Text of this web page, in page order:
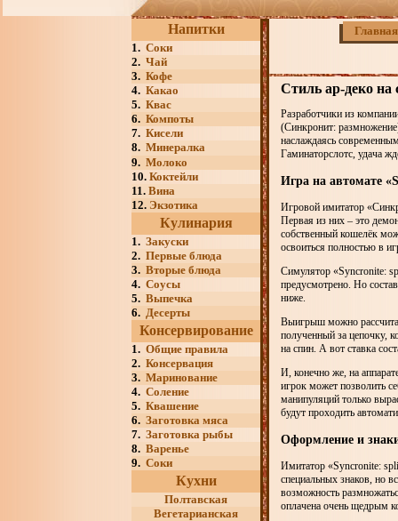
Напитки
1. Соки
2. Чай
3. Кофе
4. Какао
5. Квас
6. Компоты
7. Кисели
8. Минералка
9. Молоко
10. Коктейли
11. Вина
12. Экзотика
Кулинария
1. Закуски
2. Первые блюда
3. Вторые блюда
4. Соусы
5. Выпечка
6. Десерты
Консервирование
1. Общие правила
2. Консервация
3. Маринование
4. Соление
5. Квашение
6. Заготовка мяса
7. Заготовка рыбы
8. Варенье
9. Соки
Кухни
Полтавская
Вегетарианская
Главная
Стиль ар-деко на
Разработчики из
(Синкронит:
наслаждаясь
Гаминаторслотс, удача
Игра на автомате
Игровой имитатор
Первая из них – это
собственный кошелёк
освоиться полностью в
Симулятор «Syncronite:
предусмотрено. Но
ниже.
Выигрыш можно
полученный за цепочку,
на спин. А вот ставка
И, конечно же, на
игрок может позволить
манипуляций только
будут проходить
Оформление и
Имитатор «Syncronite:
специальных знаков, но
возможность
оплачена очень щедрым